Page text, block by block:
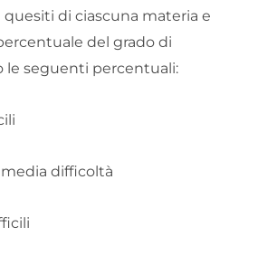
di ciascuna materia e
del grado di
le seguenti percentuali:
difficoltà